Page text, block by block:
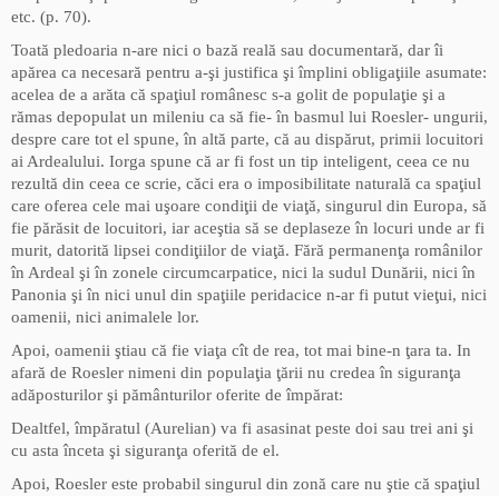
etc. (p. 70).
Toată pledoaria n-are nici o bază reală sau documentară, dar îi
apărea ca necesară pentru a-şi justifica şi împlini obligaţiile asumate:
acelea de a arăta că spaţiul românesc s-a golit de populaţie şi a
rămas depopulat un mileniu ca să fie- în basmul lui Roesler- ungurii,
despre care tot el spune, în altă parte, că au dispărut, primii locuitori
ai Ardealului. Iorga spune că ar fi fost un tip inteligent, ceea ce nu
rezultă din ceea ce scrie, căci era o imposibilitate naturală ca spaţiul
care oferea cele mai uşoare condiţii de viaţă, singurul din Europa, să
fie părăsit de locuitori, iar aceştia să se deplaseze în locuri unde ar fi
murit, datorită lipsei condiţiilor de viaţă. Fără permanenţa românilor
în Ardeal şi în zonele circumcarpatice, nici la sudul Dunării, nici în
Panonia şi în nici unul din spaţiile peridacice n-ar fi putut vieţui, nici
oamenii, nici animalele lor.
Apoi, oamenii ştiau că fie viaţa cît de rea, tot mai bine-n ţara ta. In
afară de Roesler nimeni din populaţia ţării nu credea în siguranţa
adăposturilor şi pământurilor oferite de împărat:
Dealtfel, împăratul (Aurelian) va fi asasinat peste doi sau trei ani şi
cu asta înceta şi siguranţa oferită de el.
Apoi, Roesler este probabil singurul din zonă care nu ştie că spaţiul